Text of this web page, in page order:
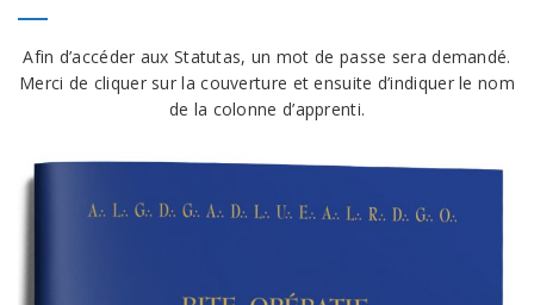
Afin d’accéder aux Statutas, un mot de passe sera demandé.
Merci de cliquer sur la couverture et ensuite d’indiquer le nom
de la colonne d’apprenti.